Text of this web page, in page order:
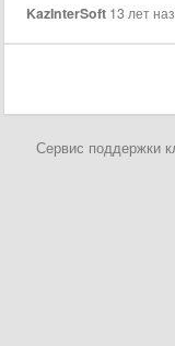
KazInterSoft 13 лет
Сервис поддержки